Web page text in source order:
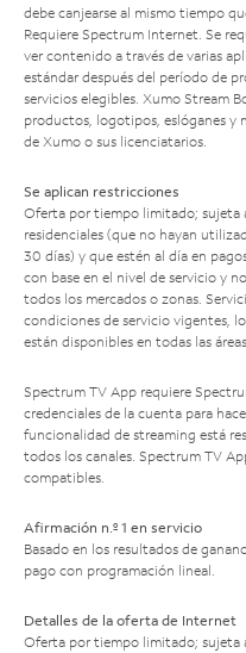
debe canjearse al mismo tiempo
Requiere Spectrum Internet. Se
ver contenido a través de varias
estándar después del período de
servicios elegibles. Xumo Stream
productos, logotipos, eslóganes y
de Xumo o sus licenciatarios.
Se aplican restricciones
Oferta por tiempo limitado; sujeta
residenciales (que no hayan
30 días) y que estén al día en
con base en el nivel de servicio y
todos los mercados o zonas.
condiciones de servicio vigentes,
están disponibles en todas las
Spectrum TV App requiere
credenciales de la cuenta para
funcionalidad de streaming está
todos los canales. Spectrum TV
compatibles.
Afirmación n.º 1 en servicio
Basado en los resultados de
pago con programación lineal.
Detalles de la oferta de Internet
Oferta por tiempo limitado; sujeta